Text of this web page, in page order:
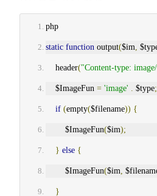
php
static function output($im
    header
("Content-type:
    $ImageFun
= 'image' $type;
if (empty($filename)) {
        $ImageFun
($im);
} else {
        $ImageFun
($im
}